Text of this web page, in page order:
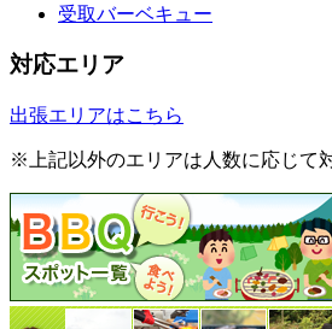
受取バーベキュー
対応エリア
出張エリアはこちら
※上記以外のエリアは人数に応じて